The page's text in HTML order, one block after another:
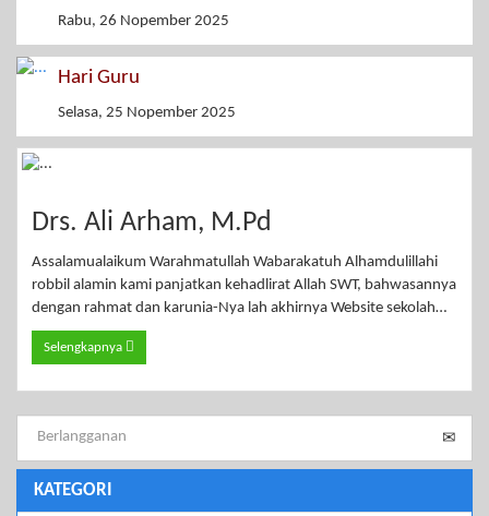
Rabu, 26 Nopember 2025
Hari Guru
Selasa, 25 Nopember 2025
Drs. Ali Arham, M.Pd
Assalamualaikum Warahmatullah Wabarakatuh Alhamdulillahi
robbil alamin kami panjatkan kehadlirat Allah SWT, bahwasannya
dengan rahmat dan karunia-Nya lah akhirnya Website sekolah…
Selengkapnya
KATEGORI